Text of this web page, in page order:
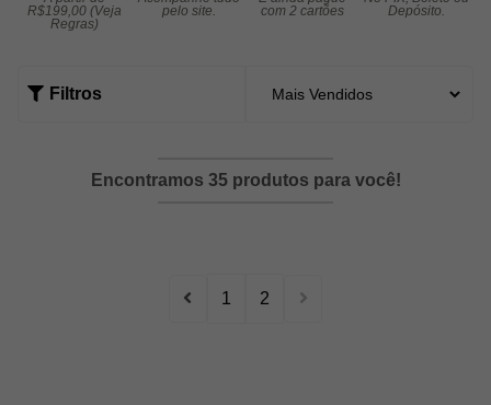
R$199,00 (Veja
Regras)
pelo site.
com 2 cartões
Depósito.
Filtros
Encontramos 35 produtos para você!
1 2